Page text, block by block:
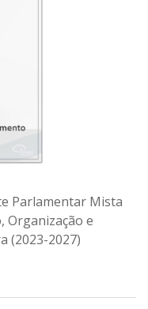
Parlamentar Mista
Organização e
(2023-2027)